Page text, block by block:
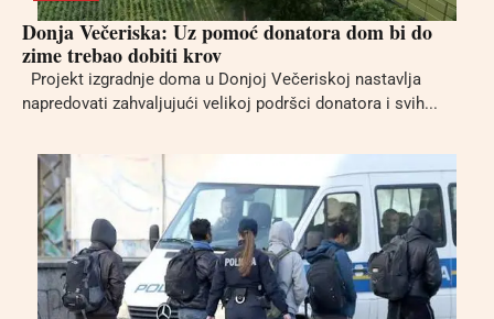
Donja Večeriska: Uz pomoć donatora dom bi do
zime trebao dobiti krov
Projekt izgradnje doma u Donjoj Večeriskoj nastavlja
napredovati zahvaljujući velikoj podršci donatora i svih...